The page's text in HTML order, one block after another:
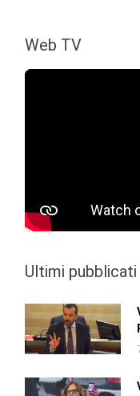
Web TV
Ultimi pubblicati